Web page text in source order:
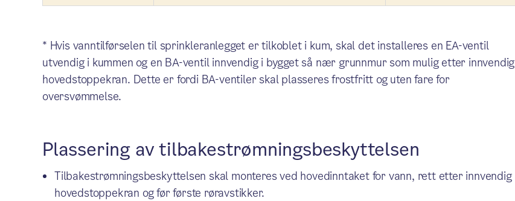
* Hvis vanntilførselen til sprinkleranlegget er tilkoblet i kum, skal det installeres en EA-ventil
utvendig i kummen og en BA-ventil innvendig i bygget så nær grunnmur som mulig etter innvendig
hovedstoppekran. Dette er fordi BA-ventiler skal plasseres frostfritt og uten fare for
oversvømmelse.
Plassering av tilbakestrømningsbeskyttelsen
Tilbakestrømningsbeskyttelsen skal monteres ved hovedinntaket for vann, rett etter innvendig
hovedstoppekran og før første røravstikker.